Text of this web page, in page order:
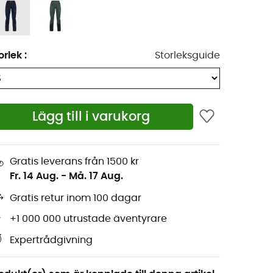
: Storleksguide
Lägg till i varukorg
Gratis leverans från 1500 kr
Fr. 14 Aug. - Må. 17 Aug.
Gratis retur inom 100 dagar
+1 000 000 utrustade äventyrare
Expertrådgivning